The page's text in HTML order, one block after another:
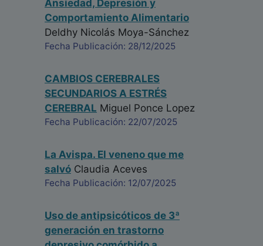
Ansiedad, Depresión y
Comportamiento Alimentario
Deldhy Nicolás Moya-Sánchez
Fecha Publicación: 28/12/2025
CAMBIOS CEREBRALES
SECUNDARIOS A ESTRÉS
CEREBRAL Miguel Ponce Lopez
Fecha Publicación: 22/07/2025
La Avispa. El veneno que me
salvó Claudia Aceves
Fecha Publicación: 12/07/2025
Uso de antipsicóticos de 3ª
generación en trastorno